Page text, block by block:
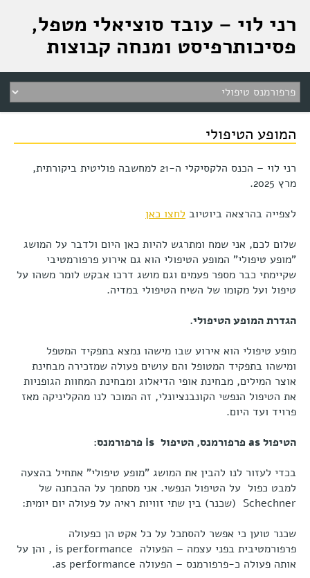
רני לוי – עובד סוציאלי מטפל,
פסיכותרפיסט ומנחה קבוצות
המופע הטיפולי
רני לוי – הכנס הלקסיקלי ה-21 למחשבה פוליטית ביקורתית,
מרץ 2025.
לצפייה בהרצאה ביוטיוב לחצו כאן
שלום לכם, אני שמח ומתרגש להיות כאן היום ולדבר על המושג
"מופע טיפולי" המופע הטיפולי הוא גם אירוע פרפורמטיבי
שקיימתי כבר מספר פעמים וגם מושג דרכו אבקש לומר משהו על
טיפול ועל מקומו של השיח הטיפולי במדיה.
הגדרת המופע הטיפולי.
מופע טיפולי הוא אירוע שבו מישהו נמצא בתפקיד המטפל
ומישהו בתפקיד המטופל והם עושים פעולה שמזכירה מבחינת
אוצר המילים, מבחינת אופי הדיאלוג ומבחינת המחוות הגופניות
את הטיפול הנפשי הקונבנציונלי, זה המוכר לנו מהקליניקה מאז
פרויד ועד היום.
הטיפולas פרפורמנס, הטיפול is פרפורמנס:
בכדי לעזור לנו להבין את המושג "מופע טיפולי" אתחיל בהצעה
למבט כפול על הטיפול הנפשי. אני מסתמך על ההבחנה של
Schechner (שכנר) בין שתי זוויות ראיה על פעולה יום יומית:
שכנר טוען כי אפשר להסתכל על כל אקט הן כפעולה
פרפורמטיבית בפני עצמה – הפעולה is performance , והן על
אותה פעולה כ-פרפורמנס – הפעולה as performance.